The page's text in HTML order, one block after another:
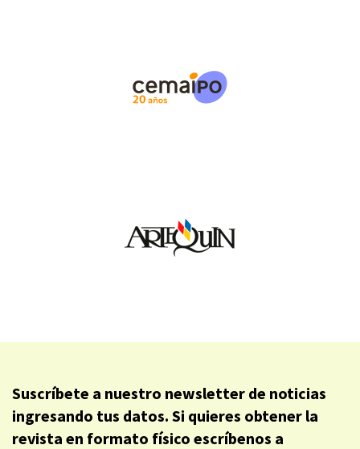
Suscríbete a nuestro newsletter de noticias
ingresando tus datos. Si quieres obtener la
revista en formato físico escríbenos a